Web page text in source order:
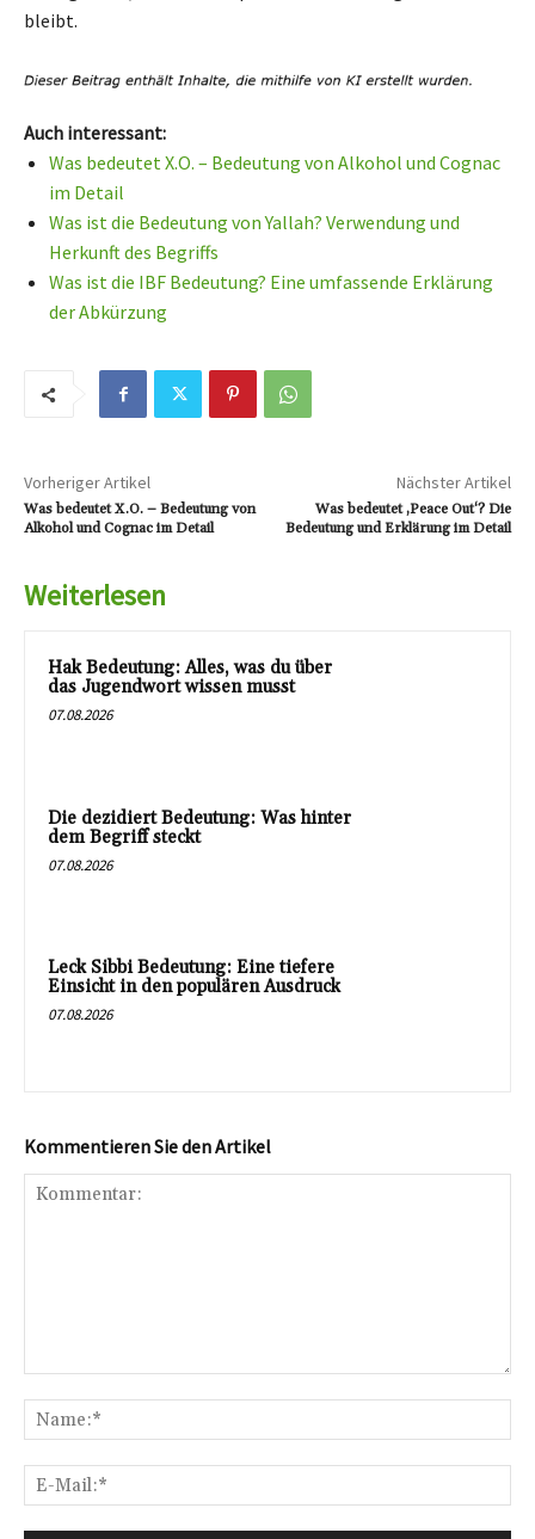
bleibt.
Auch interessant:
Was bedeutet X.O. – Bedeutung von Alkohol und Cognac
im Detail
Was ist die Bedeutung von Yallah? Verwendung und
Herkunft des Begriffs
Was ist die IBF Bedeutung? Eine umfassende Erklärung
der Abkürzung
Vorheriger Artikel
Was bedeutet X.O. – Bedeutung von
Alkohol und Cognac im Detail
Nächster Artikel
Was bedeutet ‚Peace Out‘? Die
Bedeutung und Erklärung im Detail
Weiterlesen
Hak Bedeutung: Alles, was du über
das Jugendwort wissen musst
07.08.2026
Die dezidiert Bedeutung: Was hinter
dem Begriff steckt
07.08.2026
Leck Sibbi Bedeutung: Eine tiefere
Einsicht in den populären Ausdruck
07.08.2026
Kommentieren Sie den Artikel